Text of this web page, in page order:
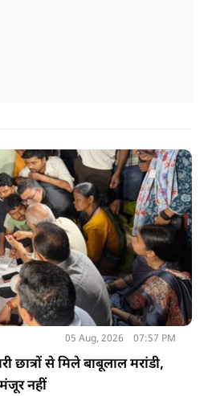
05 Aug, 2026 07:57 PM
से मिले बाबूलाल मरांडी,
नहीं